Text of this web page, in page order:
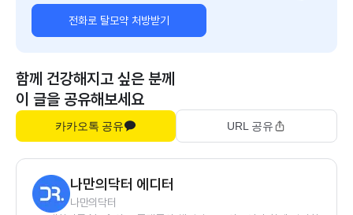
전화로 탈모약 처방받기
함께 건강해지고 싶은 분께
이 글을 공유해보세요
카카오톡 공유 URL 공유
나만의닥터 에디터
나만의닥터